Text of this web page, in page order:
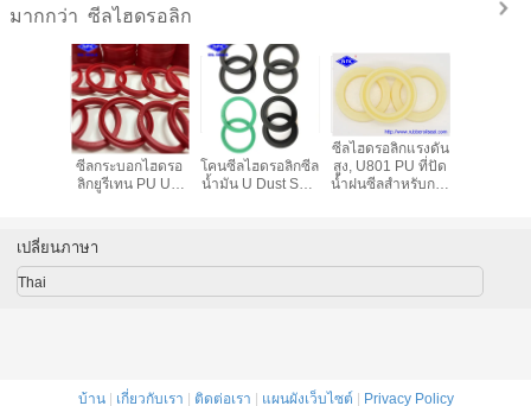
มากกว่า ซีลไฮดรอลิก
ขนาดที่กำหนดเอง
ซีลกระบอกไฮดรอ
ลิกยูรีเทน PU UN
PU FKM PTFE ซิลิ
โคนซีลไฮดรอลิกซีล
น้ำมัน U Dust Seal
ซีลไฮดรอลิกแรงดัน
สูง, U801 PU ที่ปัด
น้ำฝนซีลสำหรับกระ
เปลี่ยนภาษา
Thai
บ้าน| เกี่ยวกับเรา ติดต่อเรา แผนผังเว็บไซต์ Privacy Policy